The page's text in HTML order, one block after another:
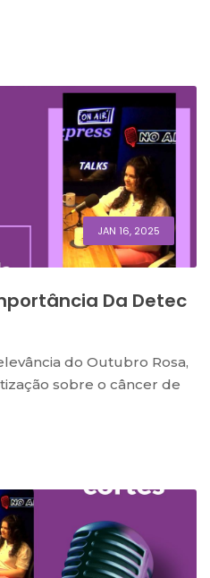
JAN 16, 2025
Da Detec
do Outubro Rosa,
sobre o câncer de